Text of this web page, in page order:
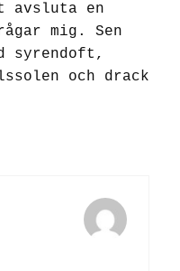
en
mig. Sen
syrendoft,
och drack